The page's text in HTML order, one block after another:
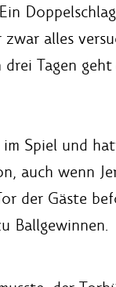
alles
Tagen
Spiel und
auch wenn
der Gäste
Ballgewinnen.